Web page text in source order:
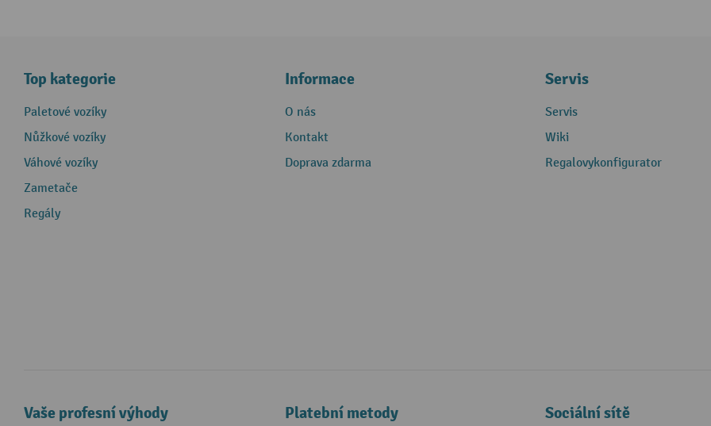
Top kategorie
Paletové vozíky
Nůžkové vozíky
Váhové vozíky
Zametače
Regály
Informace
O nás
Kontakt
Doprava zdarma
Servis
Servis
Wiki
Regalovykonfigurator
Vaše profesní výhody Platební metody Sociální sítě